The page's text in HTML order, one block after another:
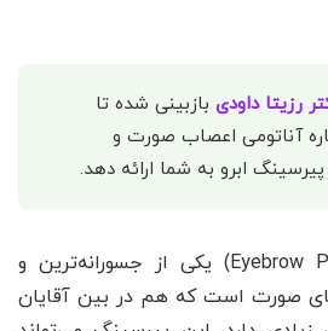
رزیتا داودی بازبینی شده تا
آناتومی اعصاب صورت و
ابرو به شما ارائه دهد.
(Eyebrow Piercing) یکی از جسورانه‌ترین و
صورت است که هم در بین آقایان